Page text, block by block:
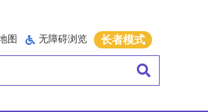
图 无障碍浏览 长者模式